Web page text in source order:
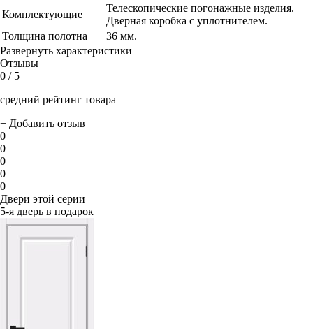
Комплектующие
Телескопические погонажные изделия.
Дверная коробка с уплотнителем.
Толщина полотна
36 мм.
Развернуть характеристики
Отзывы
0 / 5
средний рейтинг товара
+ Добавить отзыв
0
0
0
0
0
Двери этой серии
5-я дверь в подарок